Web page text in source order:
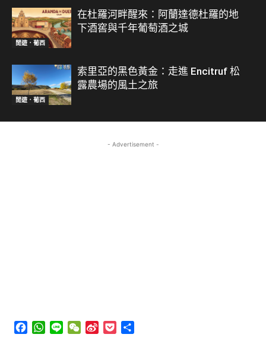
閒遊．葡西
在杜羅河畔醒來：阿蘭達德杜羅的地
下酒窖與千年葡萄酒之城
閒遊．葡西
索里亞的黑色黃金：走進 Encitruf 松
露農場的風土之旅
- Advertisement -
Facebook
WhatsApp
Line WeChat
Sina
Pocket